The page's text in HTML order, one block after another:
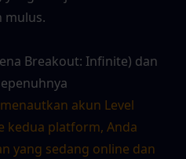
mulus.
Breakout: Infinite) dan
akun Level
kedua platform, Anda
yang sedang online dan